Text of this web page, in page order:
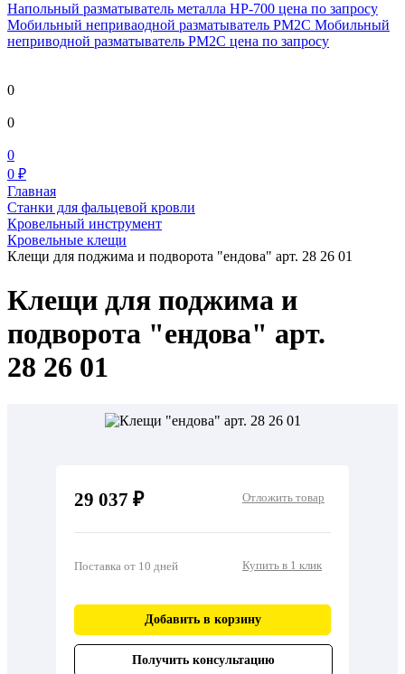
Напольный разматыватель металла HP-700 цена по запросу
Мобильный непривaодной разматыватель РМ2С Мобильный
неприводной разматыватель РМ2С цена по запросу
0
0
0
0 ₽
Главная
Станки для фальцевой кровли
Кровельный инструмент
Кровельные клещи
Клещи для поджима и подворота "ендова" арт. 28 26 01
Клещи для поджима и
подворота "ендова" арт.
28 26 01
29 037 ₽ Отложить товар
Поставка от 10 дней Купить в 1 клик
Добавить в корзину
Получить консультацию